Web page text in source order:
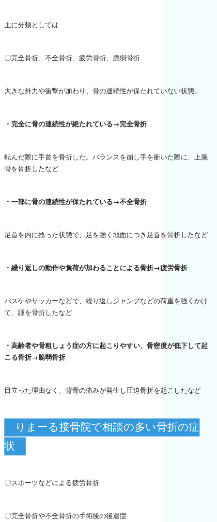
主に分類としては
〇完全骨折、不全骨折、疲労骨折、脆弱骨折
大きな外力や衝撃が加わり、骨の連続性が保たれていない状態。
・完全に骨の連続性が絶たれている→完全骨折
転んだ際に手首を骨折した。バランスを崩し手を衝いた際に、上腕
骨を骨折したなど
・一部に骨の連続性が保たれている→不全骨折
足首を内に捻った状態で、足を強く地面につき足首を骨折したなど
・繰り返しの動作や負荷が加わることによる骨折→疲労骨折
バスケやサッカーなどで、繰り返しジャンプなどの荷重を強くかけ
て、踵を骨折したなど
・高齢者や骨粗しょう症の方に起こりやすい、骨密度が低下して起
こる骨折→脆弱骨折
目立った理由なく、背骨の痛みが発生し圧迫骨折を起こしたなど
りまーる接骨院で相談の多い骨折の症
状
〇スポーツなどによる疲労骨折
〇完全骨折や不全骨折の手術後の後遺症